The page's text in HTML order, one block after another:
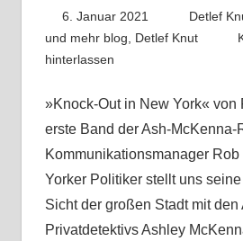
6. Januar 2021 Detlef
und mehr blog, Detlef Knut
hinterlassen
»Knock-Out in New York« von
erste Band der Ash-McKenna-
Kommunikationsmanager
Yorker Politiker stellt uns
Sicht der großen Stadt mit den
Privatdetektivs Ashley